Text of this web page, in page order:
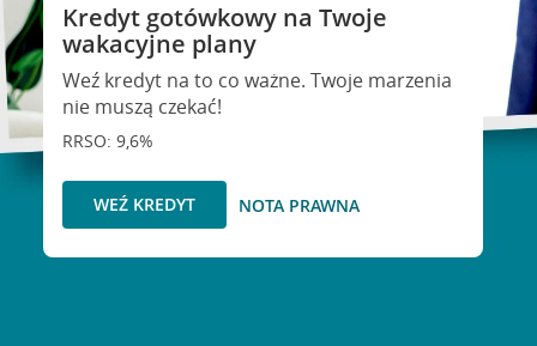
Kredyt gotówkowy na Twoje
wakacyjne plany
Weź kredyt na to co ważne. Twoje marzenia
nie muszą czekać!
RRSO: 9,6%
WEŹ KREDYT NOTA PRAWNA